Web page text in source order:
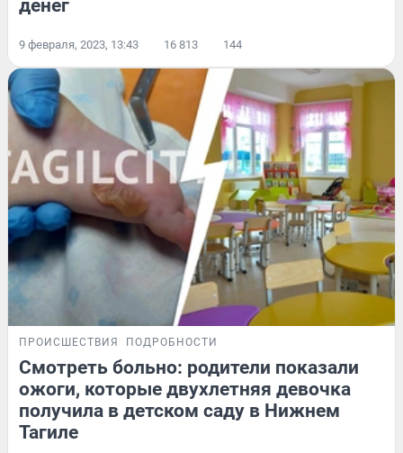
денег
9 февраля, 2023, 13:43 16 813 144
ПРОИСШЕСТВИЯ ПОДРОБНОСТИ
Смотреть больно: родители показали
ожоги, которые двухлетняя девочка
получила в детском саду в Нижнем
Тагиле